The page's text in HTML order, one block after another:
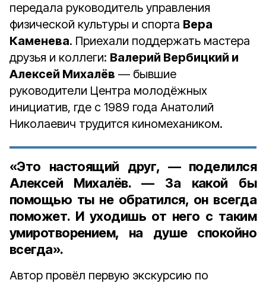
передала руководитель управления
физической культуры и спорта Вера
Каменева. Приехали поддержать мастера
друзья и коллеги: Валерий Вербицкий и
Алексей Михалёв — бывшие
руководители Центра молодёжных
инициатив, где с 1989 года Анатолий
Николаевич трудится киномехаником.
«Это настоящий друг, — поделился
Алексей Михалёв. — За какой бы
помощью ты не обратился, он всегда
поможет. И уходишь от него с таким
умиротворением, на душе спокойно
всегда».
Автор провёл первую экскурсию по